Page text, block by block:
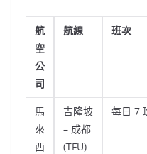
航
空
公
司
航線 班次
馬
來
西
吉隆坡
– 成都
(TFU)
每日 7